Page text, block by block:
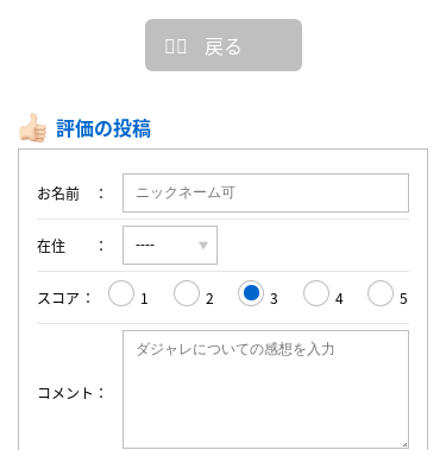
戻る
評価の投稿
お名前
在住
スコア 1 2 3 4 5
コメント